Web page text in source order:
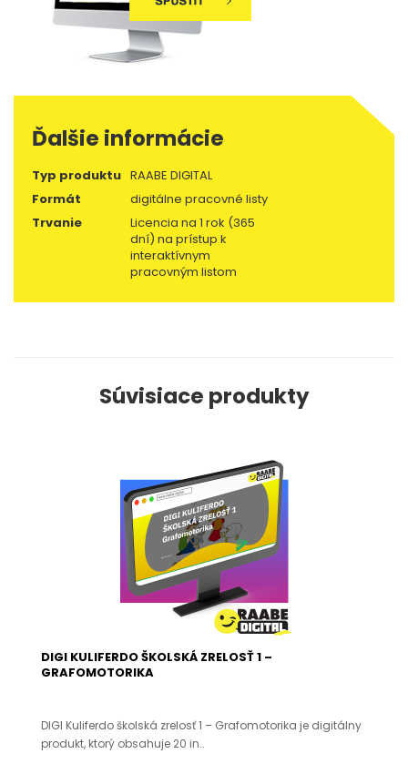
Ďalšie informácie
Typ produktu RAABE DIGITAL
Formát
digitálne pracovné listy
Trvanie
Licencia na 1 rok (365
dní) na prístup k
interaktívnym
pracovným listom
Súvisiace produkty
DIGI KULIFERDO ŠKOLSKÁ ZRELOSŤ 1 –
GRAFOMOTORIKA
DIGI Kuliferdo školská zrelosť 1 – Grafomotorika je digitálny
produkt, ktorý obsahuje 20 in..